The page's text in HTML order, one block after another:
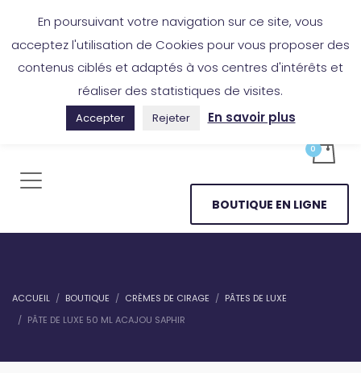
BOUTIQUE EN LIGNE
ACCUEIL BOUTIQUE CRÈMES DE CIRAGE
PÂTES DE LUXE
PÂTE DE LUXE 50 ML ACAJOU SAPHIR
En poursuivant votre navigation sur ce site, vous
acceptez l'utilisation de Cookies pour vous proposer des
contenus ciblés et adaptés à vos centres d'intérêts et
réaliser des statistiques de visites.
Accepter Rejeter En savoir plus